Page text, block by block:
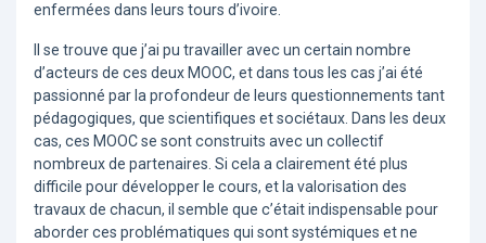
enfermées dans leurs tours d’ivoire.
Il se trouve que j’ai pu travailler avec un certain nombre
d’acteurs de ces deux MOOC, et dans tous les cas j’ai été
passionné par la profondeur de leurs questionnements tant
pédagogiques, que scientifiques et sociétaux. Dans les deux
cas, ces MOOC se sont construits avec un collectif
nombreux de partenaires. Si cela a clairement été plus
difficile pour développer le cours, et la valorisation des
travaux de chacun, il semble que c’était indispensable pour
aborder ces problématiques qui sont systémiques et ne